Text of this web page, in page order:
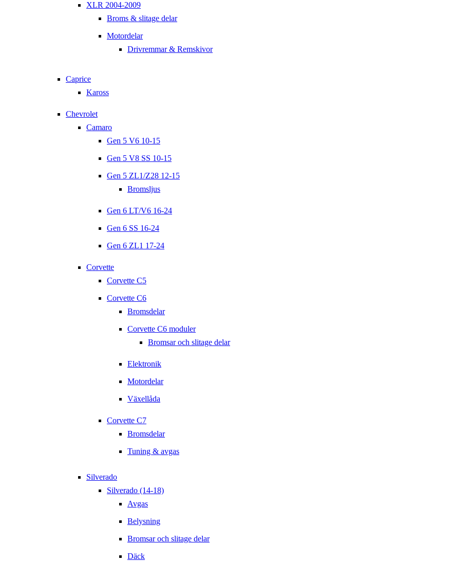
XLR 2004-2009
Broms & slitage delar
Motordelar
Drivremmar & Remskivor
Caprice
Kaross
Chevrolet
Camaro
Gen 5 V6 10-15
Gen 5 V8 SS 10-15
Gen 5 ZL1/Z28 12-15
Bromsljus
Gen 6 LT/V6 16-24
Gen 6 SS 16-24
Gen 6 ZL1 17-24
Corvette
Corvette C5
Corvette C6
Bromsdelar
Corvette C6 moduler
Bromsar och slitage delar
Elektronik
Motordelar
Växellåda
Corvette C7
Bromsdelar
Tuning & avgas
Silverado
Silverado (14-18)
Avgas
Belysning
Bromsar och slitage delar
Däck